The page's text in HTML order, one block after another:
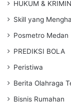
HUKUM &
Skill yang
Posmetro Medan
PREDIKSI BOLA
Peristiwa
Berita Olahraga
Bisnis Rumahan